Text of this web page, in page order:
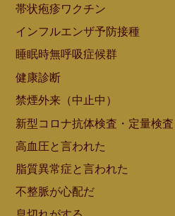
帯状疱疹ワクチン
インフルエンザ予防接種
睡眠時無呼吸症候群
健康診断
禁煙外来（中止中）
新型コロナ抗体検査・定量検査
高血圧と言われた
脂質異常症と言われた
不整脈が心配だ